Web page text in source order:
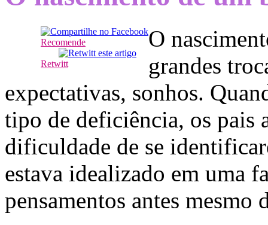
Recomende
Retwitt
O
grandes
expectativas, sonhos.
tipo de deficiência, os pais
dificuldade de se
estava idealizado em uma
pensamentos antes mesmo